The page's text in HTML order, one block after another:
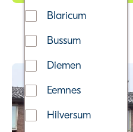
Blaricum
Bussum
Diemen
Eemnes
Hilversum